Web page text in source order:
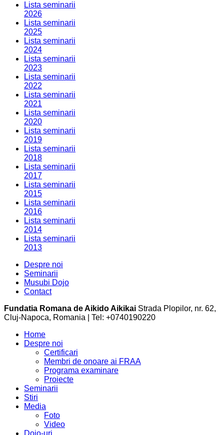
Lista seminarii
2026
Lista seminarii
2025
Lista seminarii
2024
Lista seminarii
2023
Lista seminarii
2022
Lista seminarii
2021
Lista seminarii
2020
Lista seminarii
2019
Lista seminarii
2018
Lista seminarii
2017
Lista seminarii
2015
Lista seminarii
2016
Lista seminarii
2014
Lista seminarii
2013
Despre noi
Seminarii
Musubi Dojo
Contact
Fundatia Romana de Aikido Aikikai Strada Plopilor, nr. 62,
Cluj-Napoca, Romania | Tel: +0740190220
Home
Despre noi
Certificari
Membri de onoare ai FRAA
Programa examinare
Proiecte
Seminarii
Stiri
Media
Foto
Video